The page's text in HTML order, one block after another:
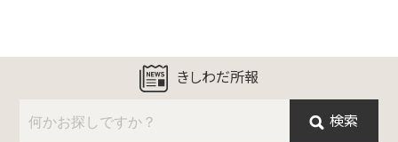
きしわだ所報
検索